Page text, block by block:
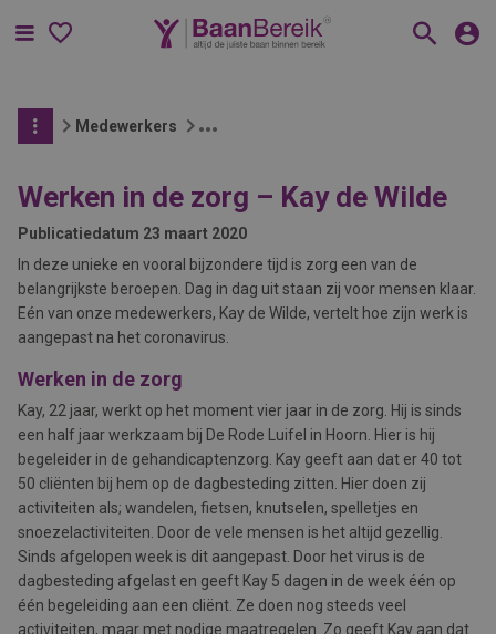
Menu
Medewerkers
Werken in de zorg – Kay de Wilde
Publicatiedatum 23 maart 2020
In deze unieke en vooral bijzondere tijd is zorg een van de
belangrijkste beroepen. Dag in dag uit staan zij voor mensen klaar.
Eén van onze medewerkers, Kay de Wilde, vertelt hoe zijn werk is
aangepast na het coronavirus.
Werken in de zorg
Kay, 22 jaar, werkt op het moment vier jaar in de zorg. Hij is sinds
een half jaar werkzaam bij De Rode Luifel in Hoorn. Hier is hij
begeleider in de gehandicaptenzorg. Kay geeft aan dat er 40 tot
50 cliënten bij hem op de dagbesteding zitten. Hier doen zij
activiteiten als; wandelen, fietsen, knutselen, spelletjes en
snoezelactiviteiten. Door de vele mensen is het altijd gezellig.
Sinds afgelopen week is dit aangepast. Door het virus is de
dagbesteding afgelast en geeft Kay 5 dagen in de week één op
één begeleiding aan een cliënt. Ze doen nog steeds veel
activiteiten, maar met nodige maatregelen. Zo geeft Kay aan dat